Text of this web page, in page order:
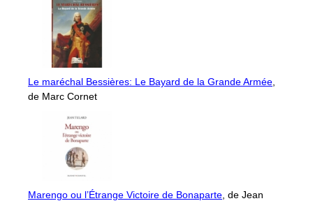
Le maréchal Bessières: Le Bayard de la Grande Armée
de Marc Cornet
Marengo ou l’Étrange Victoire de Bonaparte , de Jean